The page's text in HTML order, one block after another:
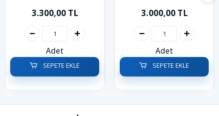
3.300,00 TL
Adet
SEPETE EKLE
3.000,00 TL
Adet
SEPETE EKLE